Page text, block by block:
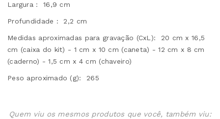
Largura : 16,9 cm
Profundidade : 2,2 cm
Medidas aproximadas para gravação (CxL): 20 cm x 16,5
cm (caixa do kit) - 1 cm x 10 cm (caneta) - 12 cm x 8 cm
(caderno) - 1,5 cm x 4 cm (chaveiro)
Peso aproximado (g): 265
Quem viu os mesmos produtos que você, também viu: